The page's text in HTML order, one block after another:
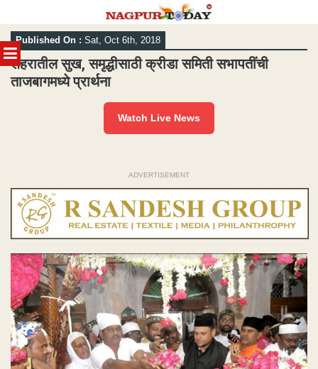
MENU
Skip
to
content
Published On : Sat, Oct 6th, 2018
शहरातील सुख, समृद्धीसाठी क्रीडा समिती सभापतींची
ताजबागमध्ये प्रार्थना
Watch Live News
ADVERTISEMENT